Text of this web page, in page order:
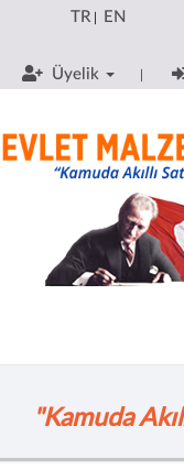
TR| EN
Üyelik
"Kamuda